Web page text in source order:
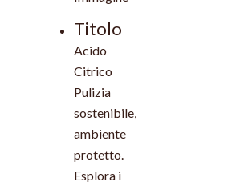
Titolo
Acido
Citrico
Pulizia
sostenibile,
ambiente
protetto.
Esplora i